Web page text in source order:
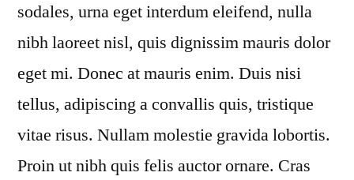
sodales, urna eget interdum eleifend, nulla
nibh laoreet nisl, quis dignissim mauris dolor
eget mi. Donec at mauris enim. Duis nisi
tellus, adipiscing a convallis quis, tristique
vitae risus. Nullam molestie gravida lobortis.
Proin ut nibh quis felis auctor ornare. Cras